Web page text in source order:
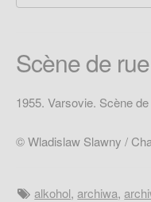
Scène de rue
1955. Varsovie. Scène
© Wladislaw Slawny /
alkohol, archiwa,